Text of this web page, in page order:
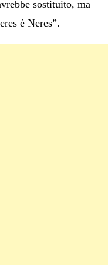
sostituito, ma
è Neres”.